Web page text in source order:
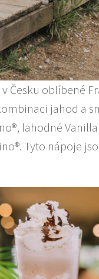
Česku oblíbené
jahod a
lahodné
Tyto nápoje